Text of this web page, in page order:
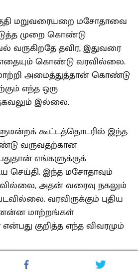
மறுவரையறை மசோதாவை
முறை கொண்டு
வருகிறதே தவிர, இதுவரை
எதையும் கொண்டு வரவில்லை.
அமைத்துத்தான் கொண்டு
எந்த ஒரு
இல்லை.
கூட்டத்தொடரில் இந்த
வருவதற்கான
எங்களுக்குக்
செய்தி. இந்த மசோதாவும்
அதன் வரைவு நகலும்
வரவிருக்கும் புதிய
மாற்றங்கள்
குறித்த எந்த விவரமும்